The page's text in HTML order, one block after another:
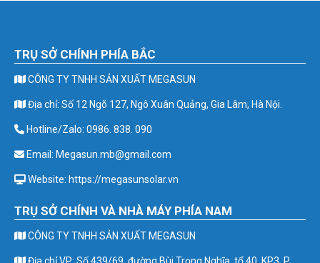
TRỤ SỞ CHÍNH PHÍA BẮC
CÔNG TY TNHH SẢN XUẤT MEGASUN
Địa chỉ: Số 12 Ngõ 127, Ngô Xuân Quảng, Gia Lâm, Hà Nội.
Hotline/Zalo: 0986. 838. 090
Email: Megasun.mb@gmail.com
Website: https://megasunsolar.vn
TRỤ SỞ CHÍNH VÀ NHÀ MÁY PHÍA NAM
CÔNG TY TNHH SẢN XUẤT MEGASUN